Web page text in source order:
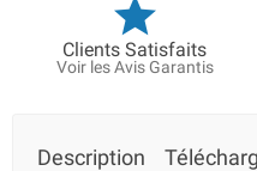
Clients Satisfaits
Voir les Avis Garantis
Description